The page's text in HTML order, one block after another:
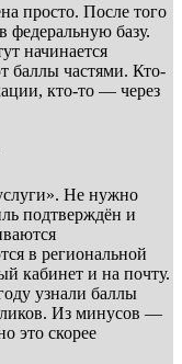
просто. После того
федеральную базу.
начинается
баллы частями. Кто-
кто-то — через
Не нужно
подтверждён и
в региональной
кабинет и на почту.
узнали баллы
Из минусов —
это скорее